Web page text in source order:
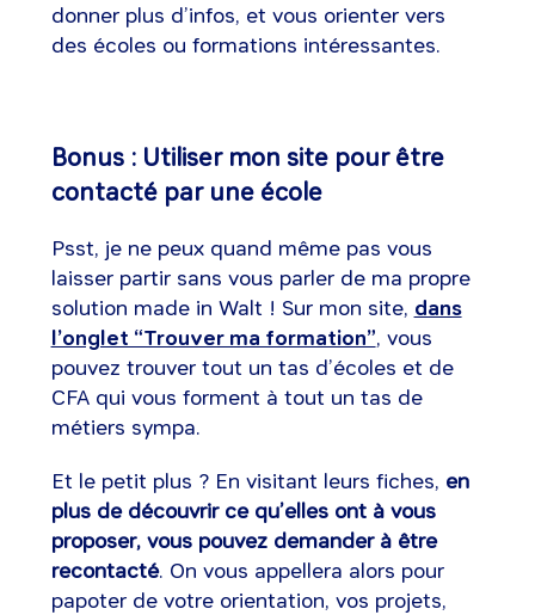
donner plus d’infos, et vous orienter vers
des écoles ou formations intéressantes.
Bonus : Utiliser mon site pour être
contacté par une école
Psst, je ne peux quand même pas vous
laisser partir sans vous parler de ma propre
solution made in Walt ! Sur mon site, dans
l’onglet “Trouver ma formation”, vous
pouvez trouver tout un tas d’écoles et de
CFA qui vous forment à tout un tas de
métiers sympa.
Et le petit plus ? En visitant leurs fiches, en
plus de découvrir ce qu’elles ont à vous
proposer, vous pouvez demander à être
recontacté. On vous appellera alors pour
papoter de votre orientation, vos projets,